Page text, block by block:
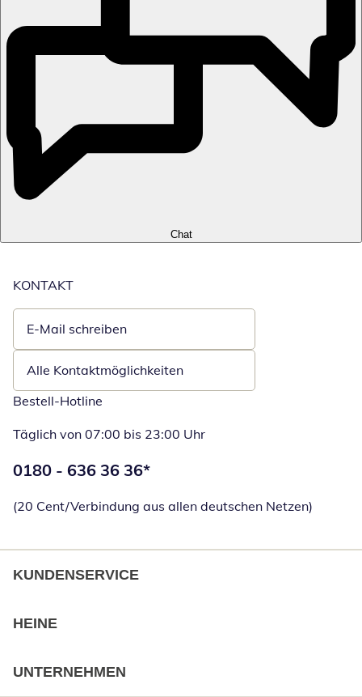
Chat
KONTAKT
E-Mail schreiben
Öffnet E-Mail-Client
Alle Kontaktmöglichkeiten
Bestell-Hotline
Täglich von 07:00 bis 23:00 Uhr
Telefonnummer:
0180 - 636 36 36*
(20 Cent/Verbindung aus allen deutschen Netzen)
KUNDENSERVICE
HEINE
UNTERNEHMEN